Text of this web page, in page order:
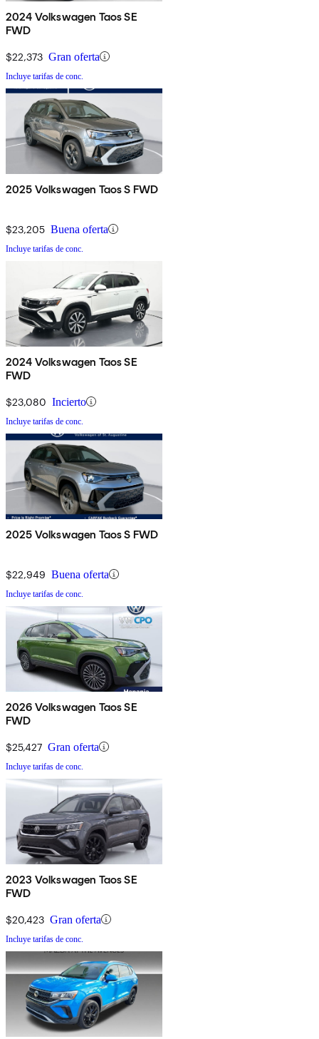
2024 Volkswagen Taos SE
FWD
$22,373 Gran oferta
Incluye tarifas de conc.
2025 Volkswagen Taos S FWD
$23,205 Buena oferta
Incluye tarifas de conc.
2024 Volkswagen Taos SE
FWD
$23,080 Incierto
Incluye tarifas de conc.
2025 Volkswagen Taos S FWD
$22,949 Buena oferta
Incluye tarifas de conc.
2026 Volkswagen Taos SE
FWD
$25,427 Gran oferta
Incluye tarifas de conc.
2023 Volkswagen Taos SE
FWD
$20,423 Gran oferta
Incluye tarifas de conc.